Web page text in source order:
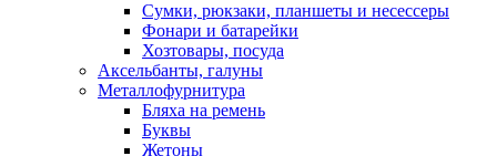
Сумки, рюкзаки, планшеты и несессеры
Фонари и батарейки
Хозтовары, посуда
Аксельбанты, галуны
Металлофурнитура
Бляха на ремень
Буквы
Жетоны